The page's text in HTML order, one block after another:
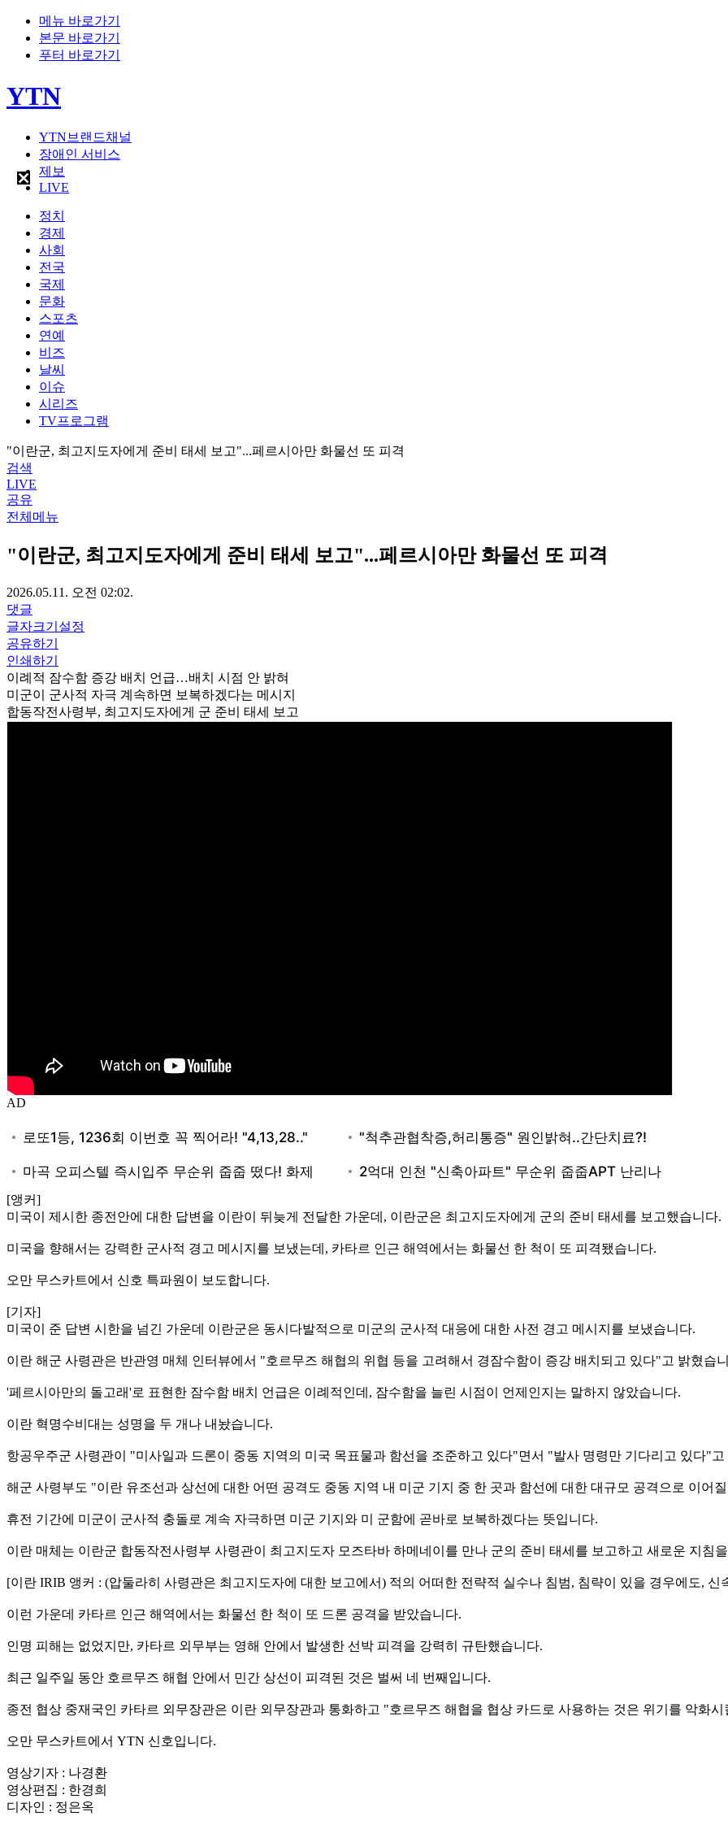
메뉴 바로가기
본문 바로가기
푸터 바로가기
YTN
YTN브랜드채널
장애인 서비스
제보
LIVE
정치
경제
사회
전국
국제
문화
스포츠
연예
비즈
날씨
이슈
시리즈
TV프로그램
"이란군, 최고지도자에게 준비 태세 보고"...페르시아만 화물선 또 피격
검색
LIVE
공유
전체메뉴
"이란군, 최고지도자에게 준비 태세 보고"...페르시아만 화물선 또 피격
2026.05.11. 오전 02:02.
댓글
글자크기설정
공유하기
인쇄하기
이례적 잠수함 증강 배치 언급…배치 시점 안 밝혀
미군이 군사적 자극 계속하면 보복하겠다는 메시지
합동작전사령부, 최고지도자에게 군 준비 태세 보고
AD
[앵커]
미국이 제시한 종전안에 대한 답변을 이란이 뒤늦게 전달한 가운데, 이란군은 최고지도자에게 군의 준비 태세를 보고했습니다.
미국을 향해서는 강력한 군사적 경고 메시지를 보냈는데, 카타르 인근 해역에서는 화물선 한 척이 또 피격됐습니다.
오만 무스카트에서 신호 특파원이 보도합니다.
[기자]
미국이 준 답변 시한을 넘긴 가운데 이란군은 동시다발적으로 미군의 군사적 대응에 대한 사전 경고 메시지를 보냈습니다.
이란 해군 사령관은 반관영 매체 인터뷰에서 "호르무즈 해협의 위협 등을 고려해서 경잠수함이 증강 배치되고 있다"고 밝혔습
'페르시아만의 돌고래'로 표현한 잠수함 배치 언급은 이례적인데, 잠수함을 늘린 시점이 언제인지는 말하지 않았습니다.
이란 혁명수비대는 성명을 두 개나 내놨습니다.
항공우주군 사령관이 "미사일과 드론이 중동 지역의 미국 목표물과 함선을 조준하고 있다"면서 "발사 명령만 기다리고 있다"고
해군 사령부도 "이란 유조선과 상선에 대한 어떤 공격도 중동 지역 내 미군 기지 중 한 곳과 함선에 대한 대규모 공격으로 이어
휴전 기간에 미군이 군사적 충돌로 계속 자극하면 미군 기지와 미 군함에 곧바로 보복하겠다는 뜻입니다.
이란 매체는 이란군 합동작전사령부 사령관이 최고지도자 모즈타바 하메네이를 만나 군의 준비 태세를 보고하고 새로운 지침
[이란 IRIB 앵커 : (압둘라히 사령관은 최고지도자에 대한 보고에서) 적의 어떠한 전략적 실수나 침범, 침략이 있을 경우에도,
이런 가운데 카타르 인근 해역에서는 화물선 한 척이 또 드론 공격을 받았습니다.
인명 피해는 없었지만, 카타르 외무부는 영해 안에서 발생한 선박 피격을 강력히 규탄했습니다.
최근 일주일 동안 호르무즈 해협 안에서 민간 상선이 피격된 것은 벌써 네 번째입니다.
종전 협상 중재국인 카타르 외무장관은 이란 외무장관과 통화하고 "호르무즈 해협을 협상 카드로 사용하는 것은 위기를 악화
오만 무스카트에서 YTN 신호입니다.
영상기자 : 나경환
영상편집 : 한경희
디자인 : 정은옥